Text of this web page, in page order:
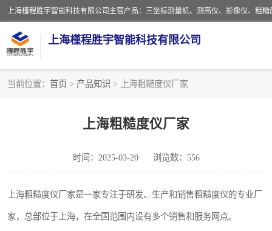
上海槿程胜宇智能科技有限公司
当前位置： 首页 > 产品知识 > 上海粗糙度仪厂家
上海粗糙度仪厂家
时间：2025-03-20 浏览数：556
上海粗糙度仪厂家是一家专注于研发、生产和销售粗糙度仪的专业厂
家，总部位于上海，在全国范围内设有多个销售和服务网点。
三坐标测量仪
扳手
洛氏硬度计